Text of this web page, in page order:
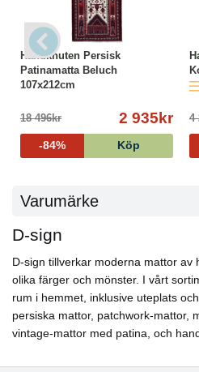
Handknuten Persisk
Patinamatta Beluch
107x212cm
18 496kr 2 935kr
-84% Köp
4
Varumärke
D-sign
D-sign tillverkar moderna mattor av
olika färger och mönster. I vårt
rum i hemmet, inklusive uteplats
persiska mattor, patchwork-mattor,
vintage-mattor med patina, och